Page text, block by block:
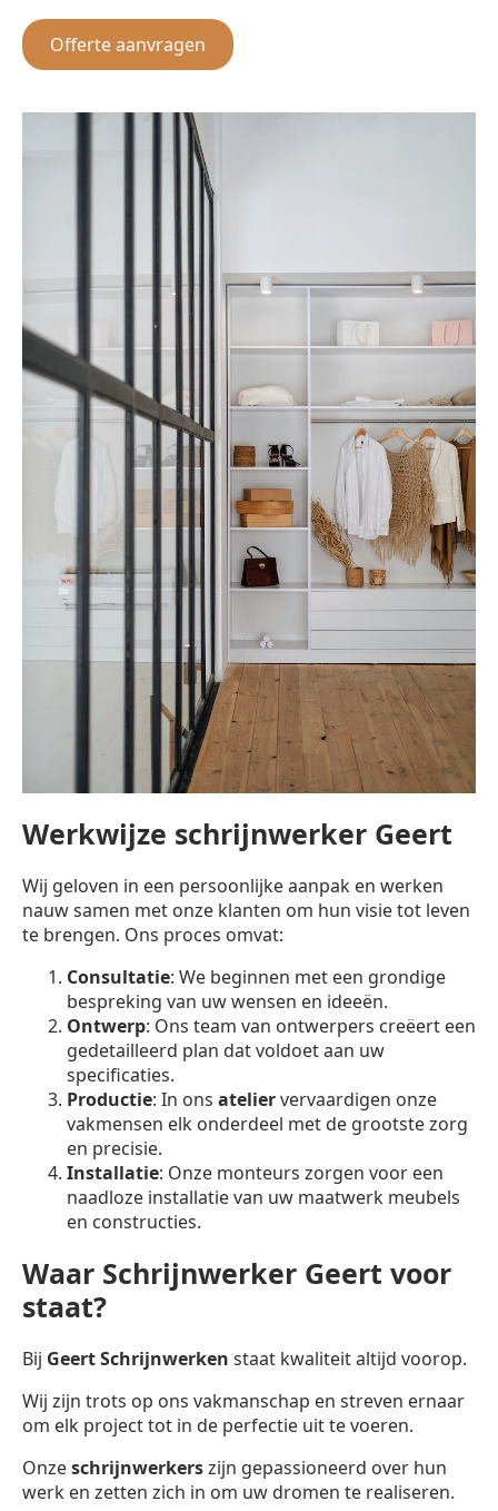
Offerte aanvragen
Werkwijze schrijnwerker Geert
Wij geloven in een persoonlijke aanpak en werken
nauw samen met onze klanten om hun visie tot leven
te brengen. Ons proces omvat:
Consultatie: We beginnen met een grondige
bespreking van uw wensen en ideeën.
Ontwerp: Ons team van ontwerpers creëert een
gedetailleerd plan dat voldoet aan uw
specificaties.
Productie: In ons ateliervervaardigen onze
vakmensen elk onderdeel met de grootste zorg
en precisie.
Installatie: Onze monteurs zorgen voor een
naadloze installatie van uw maatwerk meubels
en constructies.
Waar Schrijnwerker Geert voor
staat?
Bij Geert Schrijnwerken staat kwaliteit altijd voorop.
Wij zijn trots op ons vakmanschap en streven ernaar
om elk project tot in de perfectie uit te voeren.
Onzeschrijnwerkerszijn gepassioneerd over hun
werk en zetten zich in om uw dromen te realiseren.